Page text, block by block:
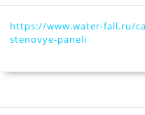
https://www.water-fall.ru/
stenovye-paneli